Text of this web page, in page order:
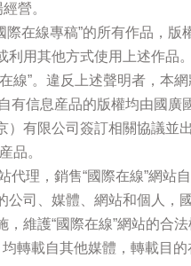
營。
際在線專稿”的所有作品，
利用其他方式使用上述作品
線”。違反上述聲明者，本
有信息産品的版權均由國
）有限公司簽訂相關協議並
品。
代理，銷售“國際在線”網站
公司、媒體、網站和個人，
維護“國際在線”網站的合法
轉載自其他媒體，轉載目